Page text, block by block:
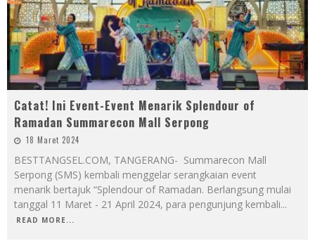
Catat! Ini Event-Event Menarik Splendour of
Ramadan Summarecon Mall Serpong
18 Maret 2024
BESTTANGSEL.COM, TANGERANG- Summarecon Mall
Serpong (SMS) kembali menggelar serangkaian event
menarik bertajuk “Splendour of Ramadan. Berlangsung mulai
tanggal 11 Maret - 21 April 2024, para pengunjung kembali...
READ MORE...